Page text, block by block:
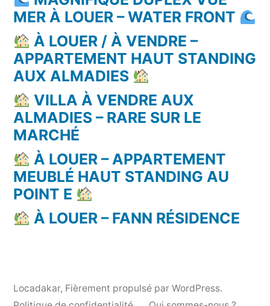
MER À LOUER – WATER FRONT
À LOUER / À VENDRE –
APPARTEMENT HAUT STANDING
AUX ALMADIES
VILLA À VENDRE AUX
ALMADIES – RARE SUR LE
MARCHÉ
À LOUER – APPARTEMENT
MEUBLÉ HAUT STANDING AU
POINT E
À LOUER – FANN RÉSIDENCE
Locadakar, Fièrement propulsé par WordPress.